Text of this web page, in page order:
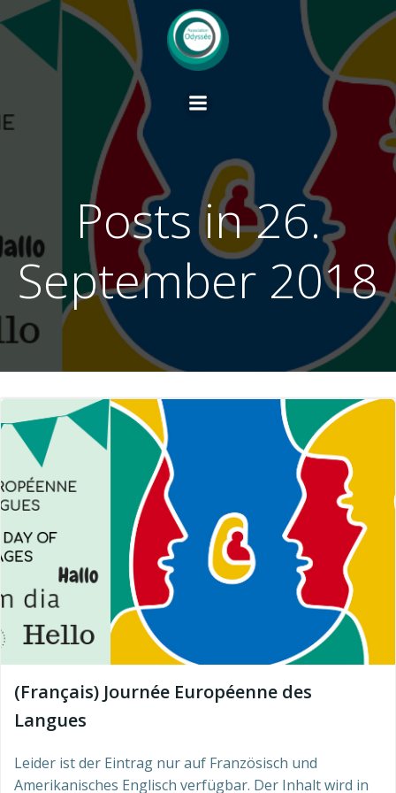
Springe
zum
Inhalt
Posts in 26.
September 2018
(Français) Journée Européenne des
Langues
Leider ist der Eintrag nur auf Französisch und
Amerikanisches Englisch verfügbar. Der Inhalt wird in